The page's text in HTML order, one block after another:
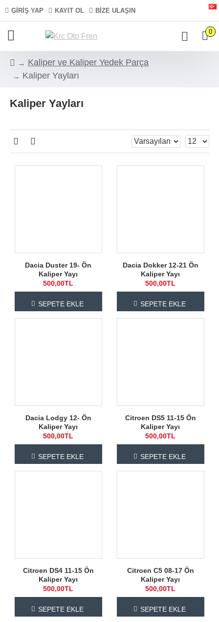
GIRIŞ YAP KAYIT OL BIZE ULAŞIN
0
Kaliper ve Kaliper Yedek Parça
Kaliper Yayları
Kaliper Yayları
Dacia Duster 19- Ön
Kaliper Yayı
500,00TL
SEPETE EKLE
Dacia Dokker 12-21 Ön
Kaliper Yayı
500,00TL
SEPETE EKLE
Dacia Lodgy 12- Ön
Kaliper Yayı
500,00TL
SEPETE EKLE
Citroen DS5 11-15 Ön
Kaliper Yayı
500,00TL
SEPETE EKLE
Citroen DS4 11-15 Ön
Kaliper Yayı
500,00TL
SEPETE EKLE
Citroen C5 08-17 Ön
Kaliper Yayı
500,00TL
SEPETE EKLE